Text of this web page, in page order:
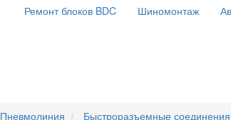
Ремонт блоков BDC Шиномонтаж
Пневмолиния Быстроразъемные соединения